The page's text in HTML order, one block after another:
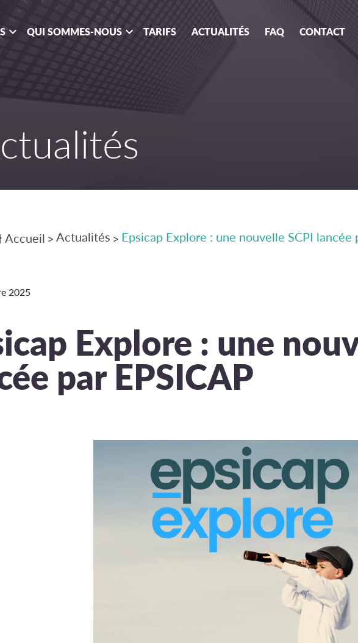
QUI SOMMES-NOUS TARIFS ACTUALITÉS FAQ CONTACT
Accueil > Actualités > Epsicap Explore : une nouvelle SCPI lancée
2025
Explore : une
par EPSICAP